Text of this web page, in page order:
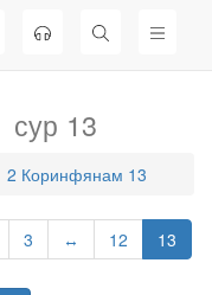
сур 13
2 Коринфянам 13
3 ↔ 12 13